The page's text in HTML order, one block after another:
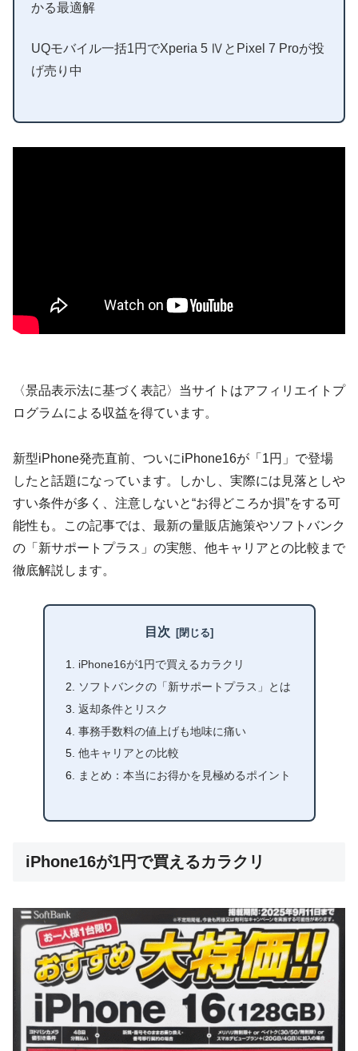
かる最適解
UQモバイル一括1円でXperia 5 ⅣとPixel 7 Proが投
げ売り中
〈景品表示法に基づく表記〉当サイトはアフィリエイトプ
ログラムによる収益を得ています。
新型iPhone発売直前、ついにiPhone16が「1円」で登場
したと話題になっています。しかし、実際には見落としや
すい条件が多く、注意しないと“お得どころか損”をする可
能性も。この記事では、最新の量販店施策やソフトバンク
の「新サポートプラス」の実態、他キャリアとの比較まで
徹底解説します。
目次
iPhone16が1円で買えるカラクリ
ソフトバンクの「新サポートプラス」とは
返却条件とリスク
事務手数料の値上げも地味に痛い
他キャリアとの比較
まとめ：本当にお得かを見極めるポイント
iPhone16が1円で買えるカラクリ